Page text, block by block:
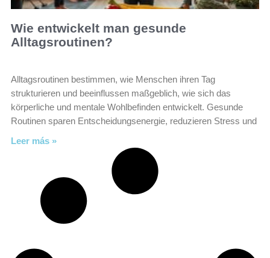
Wie entwickelt man gesunde
Alltagsroutinen?
Alltagsroutinen bestimmen, wie Menschen ihren Tag
strukturieren und beeinflussen maßgeblich, wie sich das
körperliche und mentale Wohlbefinden entwickelt. Gesunde
Routinen sparen Entscheidungsenergie, reduzieren Stress und
Leer más »